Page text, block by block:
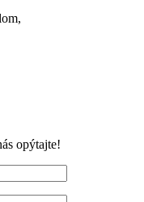
opýtajte!